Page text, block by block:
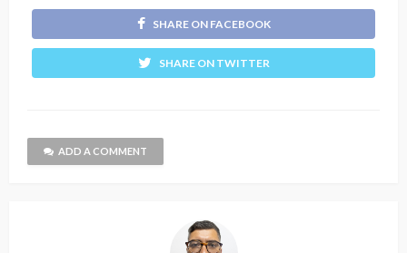
SHARE ON FACEBOOK
SHARE ON TWITTER
ADD A COMMENT